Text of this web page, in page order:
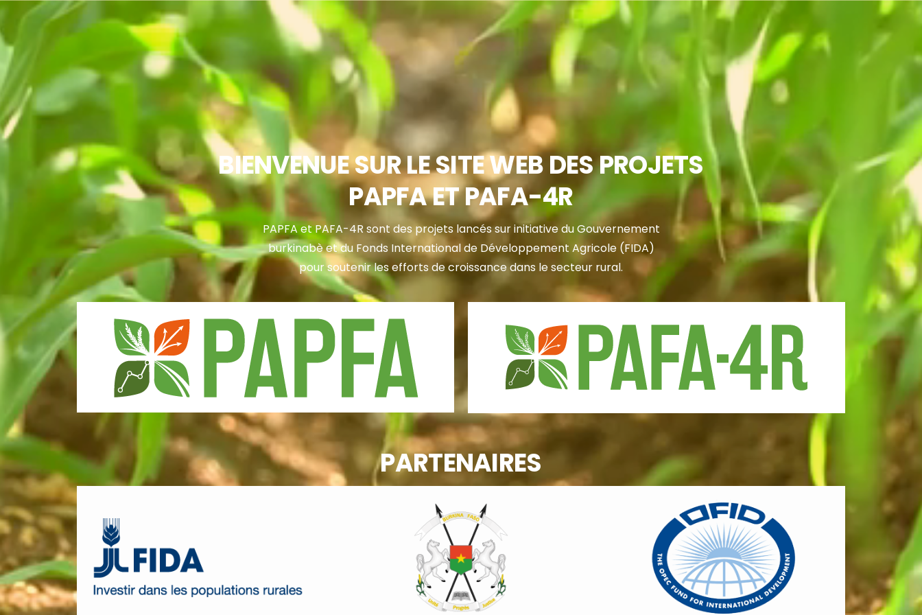
BIENVENUE SUR LE SITE WEB DES PROJETS
PAPFA ET PAFA-4R
PAPFA et PAFA-4R sont des projets lancés sur initiative du Gouvernement
burkinabè et du Fonds International de Développement Agricole (FIDA)
pour soutenir les efforts de croissance dans le secteur rural.
PARTENAIRES